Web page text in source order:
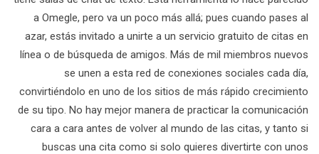
a Omegle, pero va un poco más allá; pues cuando pases al
azar, estás invitado a unirte a un servicio gratuito de citas en
línea o de búsqueda de amigos. Más de mil miembros nuevos
se unen a esta red de conexiones sociales cada día,
convirtiéndolo en uno de los sitios de más rápido crecimiento
de su tipo. No hay mejor manera de practicar la comunicación
cara a cara antes de volver al mundo de las citas, y tanto si
buscas una cita como si solo quieres divertirte con unos